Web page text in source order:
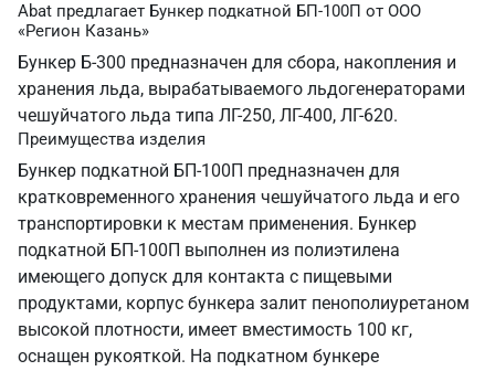
Abat предлагает Бункер подкатной БП-100П от ООО
«Регион Казань»
Бункер Б-300 предназначен для сбора, накопления и
хранения льда, вырабатываемого льдогенераторами
чешуйчатого льда типа ЛГ-250, ЛГ-400, ЛГ-620.
Преимущества изделия
Бункер подкатной БП-100П предназначен для
кратковременного хранения чешуйчатого льда и его
транспортировки к местам применения. Бункер
подкатной БП-100П выполнен из полиэтилена
имеющего допуск для контакта с пищевыми
продуктами, корпус бункера залит пенополиуретаном
высокой плотности, имеет вместимость 100 кг,
оснащен рукояткой. На подкатном бункере